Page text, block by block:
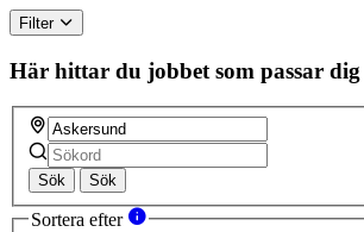
Filter
Här hittar du jobbet som passar dig
Sök Sök
Sortera efter